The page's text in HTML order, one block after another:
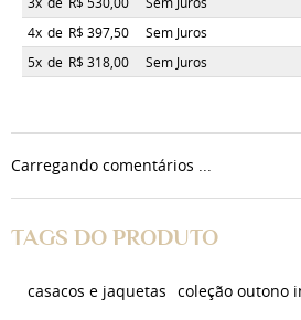
4x de R$ 397,50 Sem Juros
5x de R$ 318,00 Sem Juros
Carregando comentários ...
TAGS DO PRODUTO
casacos e jaquetas coleção outono